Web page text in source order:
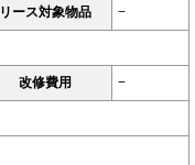
リース対象物品 −
改修費用 −